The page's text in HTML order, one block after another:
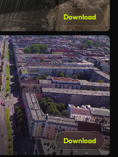
Download
Download